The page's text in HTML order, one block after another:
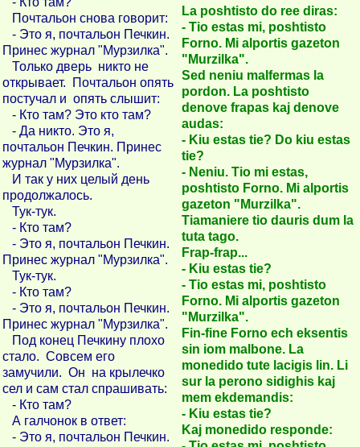
Почтальон снова говорит:
- Это я, почтальон Печкин.
Принес журнал "Мурзилка".
Только дверь никто не
открывает. Почтальон опять
постучал и опять слышит:
- Кто там? Это кто там?
- Да никто. Это я,
почтальон Печкин. Принес
журнал "Мурзилка".
И так у них целый день
продолжалось.
Тук-тук.
- Кто там?
- Это я, почтальон Печкин.
Принес журнал "Мурзилка".
Тук-тук.
- Кто там?
- Это я, почтальон Печкин.
Принес журнал "Мурзилка".
Под конец Печкину плохо
стало. Совсем его
замучили. Он на крылечко
сел и сам стал спрашивать:
- Кто там?
А галчонок в ответ:
- Это я, почтальон Печкин.
La poshtisto do ree diras:
- Tio estas mi, poshtisto
Forno. Mi alportis gazeton
"Murzilka".
Sed neniu malfermas la
pordon. La poshtisto
denove frapas kaj denove
audas:
- Kiu estas tie? Do kiu estas
tie?
- Neniu. Tio mi estas,
poshtisto Forno. Mi alportis
gazeton "Murzilka".
Tiamaniere tio dauris dum la
tuta tago.
Frap-frap...
- Kiu estas tie?
- Tio estas mi, poshtisto
Forno. Mi alportis gazeton
"Murzilka".
Fin-fine Forno ech eksentis
sin iom malbone. La
monedido tute lacigis lin. Li
sur la perono sidighis kaj
mem ekdemandis:
- Kiu estas tie?
Kaj monedido responde: